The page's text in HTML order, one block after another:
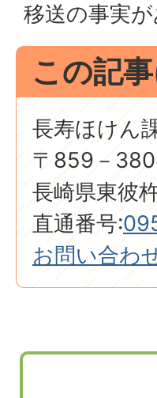
移送の事実
この記
長寿ほけん
〒859－
長崎県東彼
直通番号:
お問い合わ